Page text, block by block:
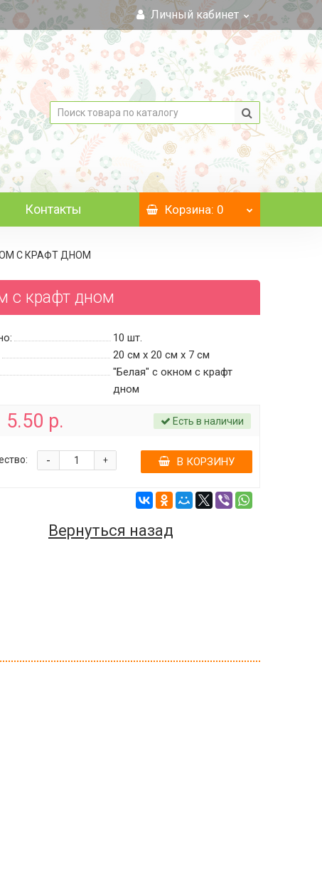
Личный кабинет
Контакты Корзина: 0
C КРАФТ ДНОМ
c крафт дном
10 шт.
20 см х 20 см х 7 см
"Белая" с окном c крафт
дном
5.50 р. Есть в наличии
+
- В КОРЗИНУ
Вернуться назад